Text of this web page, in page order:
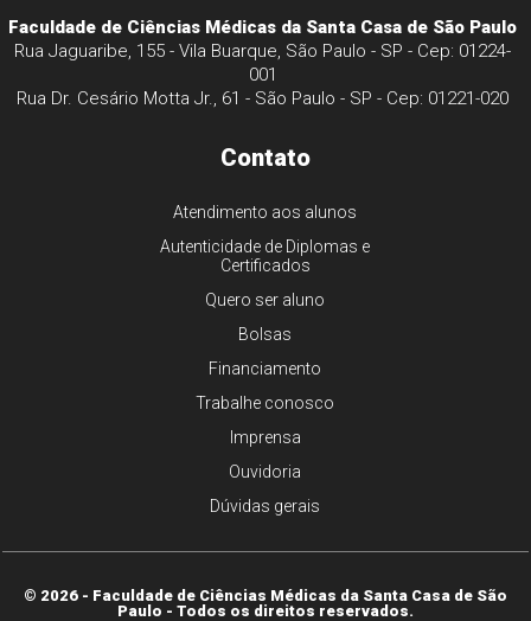
Faculdade de Ciências Médicas da Santa Casa de São Paulo
Rua Jaguaribe, 155 - Vila Buarque, São Paulo - SP - Cep: 01224-
001
Rua Dr. Cesário Motta Jr., 61 - São Paulo - SP - Cep: 01221-020
Contato
Atendimento aos alunos
Autenticidade de Diplomas e
Certificados
Quero ser aluno
Bolsas
Financiamento
Trabalhe conosco
Imprensa
Ouvidoria
Dúvidas gerais
© 2026 - Faculdade de Ciências Médicas da Santa Casa de São
Paulo - Todos os direitos reservados.